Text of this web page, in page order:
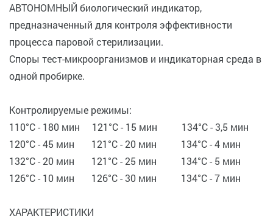
АВТОНОМНЫЙ биологический индикатор,
предназначенный для контроля эффективности
процесса паровой стерилизации.
Споры тест-микроорганизмов и индикаторная среда в
одной пробирке.
Контролируемые режимы:
110°C - 180 мин 121°C - 15 мин 134°C - 3,5 мин
120°C - 45 мин 121°C - 20 мин 134°C - 4 мин
132°C - 20 мин 121°C - 25 мин 134°C - 5 мин
126°C - 10 мин 126°C - 30 мин 134°C - 7 мин
ХАРАКТЕРИСТИКИ